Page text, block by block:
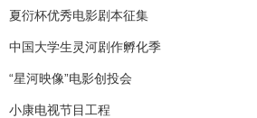
夏衍杯优秀电影剧本征集
中国大学生灵河剧作孵化季
“星河映像”电影创投会
小康电视节目工程